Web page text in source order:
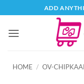
naar
inhoud
ADD
HOME / OV-